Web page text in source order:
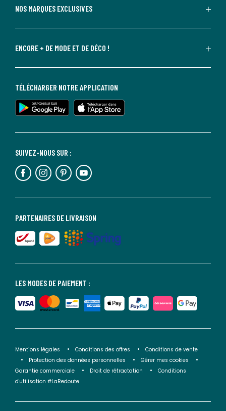
NOS MARQUES EXCLUSIVES
ENCORE + DE MODE ET DE DÉCO !
LES MODES DE PAIEMENT :
PARTENAIRES DE LIVRAISON
SUIVEZ-NOUS SUR :
TÉLÉCHARGER NOTRE APPLICATION
Mentions légales Conditions des offres
Conditions de vente
Protection des données personnelles
Gérer mes cookies
Garantie commerciale
Droit de rétractation
Conditions
d'utilisation #LaRedoute